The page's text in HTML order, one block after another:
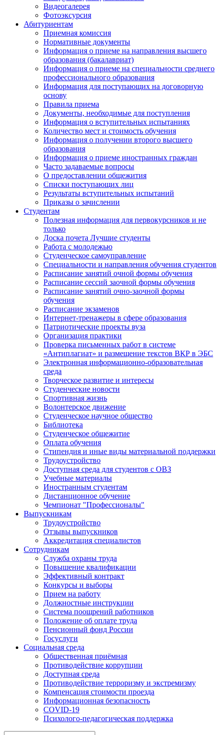
Видеогалерея
Фотоэксурсия
Абитуриентам
Приемная комиссия
Нормативные документы
Информация о приеме на направления высшего
образования (бакалавриат)
Информация о приеме на специальности среднего
профессионального образования
Информация для поступающих на договорную
основу
Правила приема
Документы, необходимые для поступления
Информация о вступительных испытаниях
Количество мест и стоимость обучения
Информация о получении второго высшего
образования
Информация о приеме иностранных граждан
Часто задаваемые вопросы
О предоставлении общежития
Списки поступающих лиц
Результаты вступительных испытаний
Приказы о зачислении
Студентам
Полезная информация для первокурсников и не
только
Доска почета Лучшие студенты
Работа с молодежью
Студенческое самоуправление
Специальности и направления обучения студентов
Расписание занятий очной формы обучения
Расписание сессий заочной формы обучения
Расписание занятий очно-заочной формы
обучения
Расписание экзаменов
Интернет-тренажеры в сфере образования
Патриотические проекты вуза
Организация практики
Проверка письменных работ в системе
«Антиплагиат» и размещение текстов ВКР в ЭБС
Электронная информационно-образовательная
среда
Творческое развитие и интересы
Студенческие новости
Спортивная жизнь
Волонтерское движение
Студенческое научное общество
Библиотека
Студенческое общежитие
Оплата обучения
Стипендия и иные виды материальной поддержки
Трудоустройство
Доступная среда для студентов с ОВЗ
Учебные материалы
Иностранным студентам
Дистанционное обучение
Чемпионат "Профессионалы"
Выпускникам
Трудоустройство
Отзывы выпускников
Аккредитация специалистов
Сотрудникам
Служба охраны труда
Повышение квалификации
Эффективный контракт
Конкурсы и выборы
Прием на работу
Должностные инструкции
Система поощрений работников
Положение об оплате труда
Пенсионный фонд России
Госуслуги
Социальная среда
Общественная приёмная
Противодействие коррупции
Доступная среда
Противодействие терроризму и экстремизму
Компенсация стоимости проезда
Информационная безопасность
COVID-19
Психолого-педагогическая поддержка